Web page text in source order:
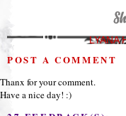
LYANA
POST A COMMENT
Thanx for your comment.
Have a nice day! :)